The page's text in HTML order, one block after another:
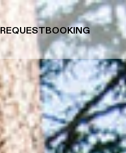
REQUESTBOOKING